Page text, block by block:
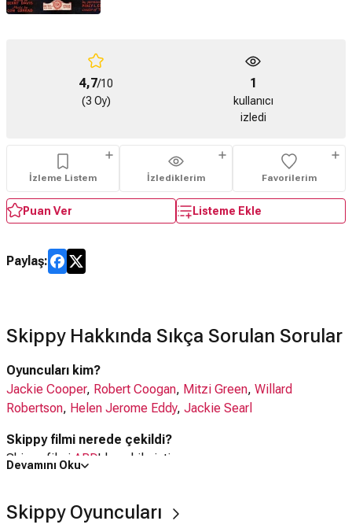
4,7/10
(3 Oy)
1
kullanıcı
izledi
İzleme Listem İzlediklerim Favorilerim
Puan Ver Listeme Ekle
Paylaş:
Skippy Hakkında Sıkça Sorulan Sorular
Oyuncuları kim?
Jackie Cooper, Robert Coogan, Mitzi Green, Willard
Robertson, Helen Jerome Eddy, Jackie Searl
Skippy filmi nerede çekildi?
Skippy filmi ABD'da çekilmiştir.
1 saat 25 dakika
Devamını Oku
Skippy Oyuncuları